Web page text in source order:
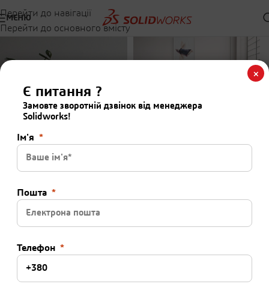
Перейти до навігації
Перейти до основного вмісту
МЕНЮ
Є питання ?
Замовте зворотній дзвінок від менеджера
Solidworks!
Ім'я
Пошта
Телефон
×